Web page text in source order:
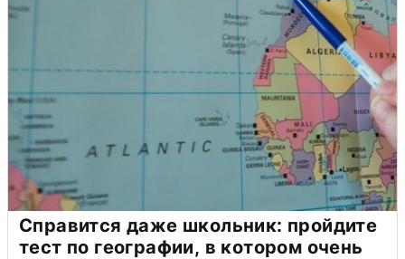
Справится даже школьник: пройдите
тест по географии, в котором очень